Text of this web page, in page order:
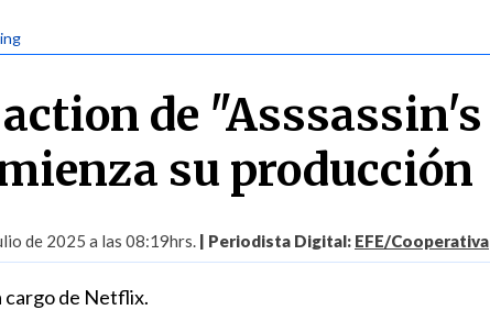
de "Asssassin's
su producción
de 2025 a las 08:19hrs. | Periodista Digital: EFE/Cooperativa
cargo de Netflix.